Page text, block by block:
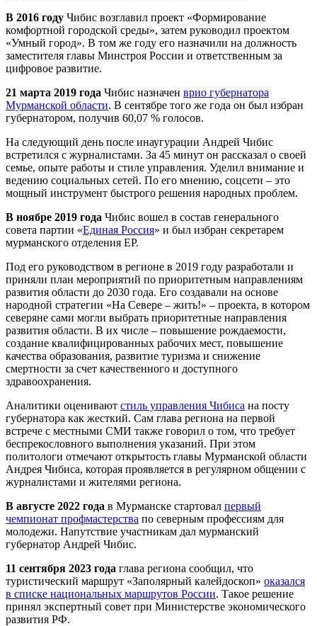
В 2016 году Чибис возглавил проект «Формирование
комфортной городской среды», затем руководил проектом
«Умный город». В том же году его назначили на должность
заместителя главы Минстроя России и ответственным за
цифровое развитие.
21 марта 2019 года Чибис назначен врио губернатора
Мурманской области. В сентябре того же года он был избран
губернатором, получив 60,07 % голосов.
На следующий день после инаугурации Андрей Чибис
встретился с журналистами. За 45 минут он рассказал о своей
семье, опыте работы и стиле управления. Уделил внимание и
ведению социальных сетей. По его мнению, соцсети – это
мощный инструмент быстрого решения народных проблем.
В ноябре 2019 года Чибис вошел в состав генерального
совета партии «Единая Россия» и был избран секретарем
мурманского отделения ЕР.
Под его руководством в регионе в 2019 году разработали и
приняли план мероприятий по приоритетным направлениям
развития области до 2030 года. Его создавали на основе
народной стратегии «На Севере – жить!» – проекта, в котором
северяне сами могли выбрать приоритетные направления
развития области. В их числе – повышение рождаемости,
создание квалифицированных рабочих мест, повышение
качества образования, развитие туризма и снижение
смертности за счет качественного и доступного
здравоохранения.
Аналитики оценивают стиль управления Чибиса на посту
губернатора как жесткий. Сам глава региона на первой
встрече с местными СМИ также говорил о том, что требует
беспрекословного выполнения указаний. При этом
политологи отмечают открытость главы Мурманской области
Андрея Чибиса, которая проявляется в регулярном общении с
журналистами и жителями региона.
В августе 2022 года в Мурманске стартовал первый
чемпионат профмастерства по северным профессиям для
молодежи. Напутствие участникам дал мурманский
губернатор Андрей Чибис.
11 сентября 2023 года глава региона сообщил, что
туристический маршрут «Заполярный калейдоскоп» оказался
в списке национальных маршрутов России. Такое решение
принял экспертный совет при Министерстве экономического
развития РФ.